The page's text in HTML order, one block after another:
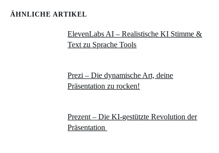
ÄHNLICHE ARTIKEL
ElevenLabs AI – Realistische KI Stimme &
Text zu Sprache Tools
Prezi – Die dynamische Art, deine
Präsentation zu rocken!
Prezent – Die KI-gestützte Revolution der
Präsentation